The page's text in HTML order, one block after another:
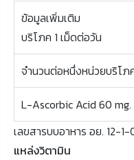
ข้อมูลเพิ่มเติม
บริโภค 1 เม็ดต่อวัน
จำนวนต่อหนึ่งหน่วยบริโภ
L-Ascorbic Acid 60 mg.
เลขสารบบอาหาร อย. 12-
แหล่งวิตามิน